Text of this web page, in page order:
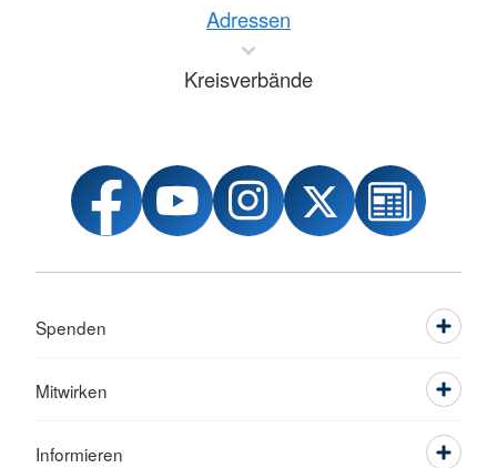
Adressen
Kreisverbände
Spenden
Mitwirken
Informieren